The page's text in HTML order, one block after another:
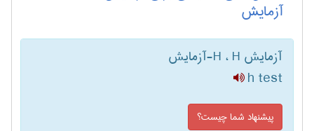
آزمایش
آزمایش H ، H-آزمایش
h test
پیشنهاد شما چیست؟